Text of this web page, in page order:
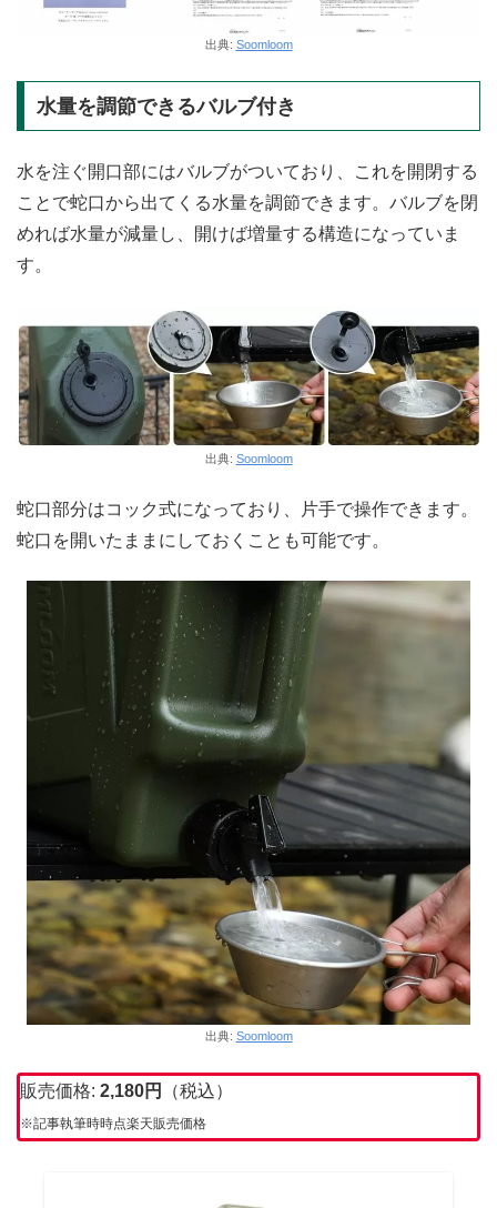
出典: Soomloom
水量を調節できるバルブ付き
水を注ぐ開口部にはバルブがついており、これを開閉する
ことで蛇口から出てくる水量を調節できます。バルブを閉
めれば水量が減量し、開けば増量する構造になっていま
す。
出典: Soomloom
蛇口部分はコック式になっており、片手で操作できます。
蛇口を開いたままにしておくことも可能です。
出典: Soomloom
販売価格: 2,180円 （税込）
※記事執筆時時点楽天販売価格